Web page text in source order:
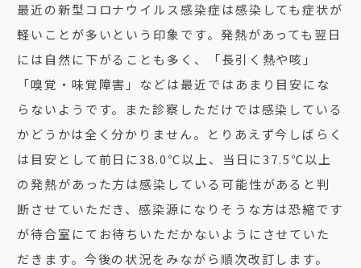
最近の新型コロナウイルス感染症は感染しても症状が
軽いことが多いという印象です。発熱があっても翌日
には自然に下がることも多く、「長引く熱や咳」
「嗅覚・味覚障害」などは最近ではあまり目安にな
らないようです。また診察しただけでは感染している
かどうかは全く分かりません。とりあえず今しばらく
は目安として前日に38.0℃以上、当日に37.5℃以上
の発熱があった方は感染している可能性があると判
断させていただき、感染源になりそうな方は恐縮です
が待合室にてお待ちいただかないようにさせていた
だきます。今後の状況をみながら順次改訂します。